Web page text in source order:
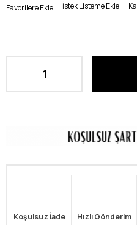
Favorilere Ekle İstek Listeme Ekle
Koşulsuz İade Hızlı Gönderim